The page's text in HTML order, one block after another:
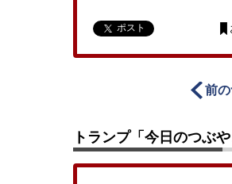
ポスト
前
トランプ「今日のつぶ